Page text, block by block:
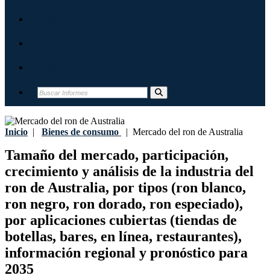
Inicio | Bienes de consumo | Mercado del ron de Australia
Tamaño del mercado, participación,
crecimiento y análisis de la industria del
ron de Australia, por tipos (ron blanco,
ron negro, ron dorado, ron especiado),
por aplicaciones cubiertas (tiendas de
botellas, bares, en línea, restaurantes),
información regional y pronóstico para
2035